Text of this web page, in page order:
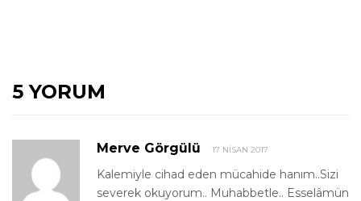
5 YORUM
Merve Görgülü 17 NISAN 2017
Kalemiyle cihad eden mücahide hanım..Sizi
severek okuyorum.. Muhabbetle.. Esselâmün